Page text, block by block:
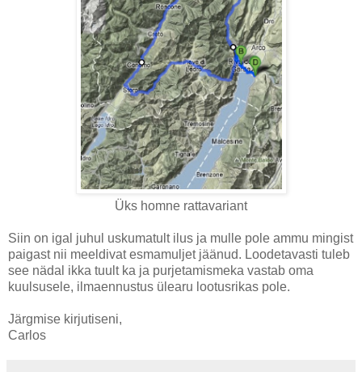
Üks homne rattavariant
Siin on igal juhul uskumatult ilus ja mulle pole ammu mingist
paigast nii meeldivat esmamuljet jäänud. Loodetavasti tuleb
see nädal ikka tuult ka ja purjetamismeka vastab oma
kuulsusele, ilmaennustus ülearu lootusrikas pole.
Järgmise kirjutiseni,
Carlos